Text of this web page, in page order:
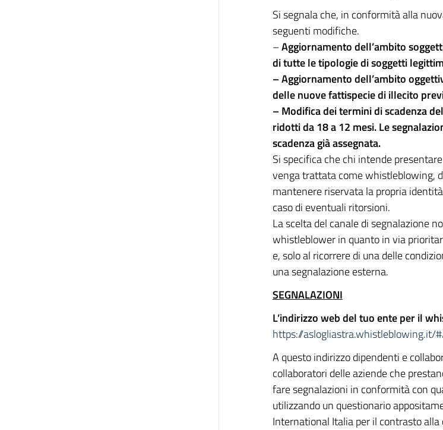
Si segnala che, in conformità alla
seguenti modifiche.
–Aggiornamento dell’ambito
di tutte le tipologie di soggetti
– Aggiornamento dell’ambito
delle nuove fattispecie di illecito
– Modifica dei termini di scadenza
ridotti da 18 a 12 mesi. Le
scadenza già assegnata.
Si specifica che chi intende
venga trattata come whistleblowing,
mantenere riservata la propria
caso di eventuali ritorsioni.
La scelta del canale di segnalazione
whistleblower in quanto in via
e, solo al ricorrere di una delle
una segnalazione esterna.
SEGNALAZIONI
L’indirizzo web del tuo ente per il
https://aslogliastra.whistleblowing.it/
A questo indirizzo dipendenti e
collaboratori delle aziende che
fare segnalazioni in conformità con
utilizzando un questionario
International Italia per il contrasto alla